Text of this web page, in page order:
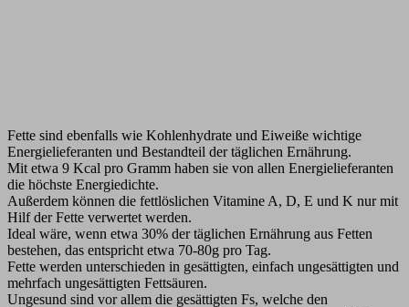
Fette sind ebenfalls wie Kohlenhydrate und Eiweiße wichtige
Energielieferanten und Bestandteil der täglichen Ernährung.
Mit etwa 9 Kcal pro Gramm haben sie von allen Energielieferanten
die höchste Energiedichte.
Außerdem können die fettlöslichen Vitamine A, D, E und K nur mit
Hilf der Fette verwertet werden.
Ideal wäre, wenn etwa 30% der täglichen Ernährung aus Fetten
bestehen, das entspricht etwa 70-80g pro Tag.
Fette werden unterschieden in gesättigten, einfach ungesättigten und
mehrfach ungesättigten Fettsäuren.
Ungesund sind vor allem die gesättigten Fs, welche den